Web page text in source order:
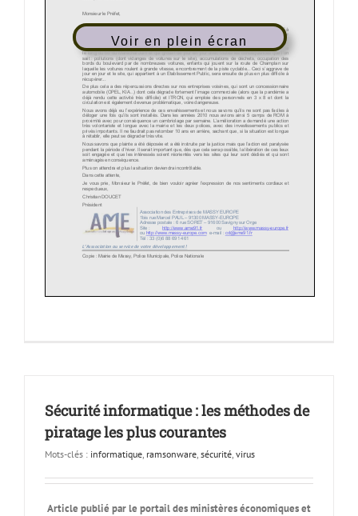
Voir en plein écran
Sécurité informatique : les méthodes de
piratage les plus courantes
Mots-clés : informatique, ramsonware, sécurité, virus
Article publié par le portail des ministères économiques et